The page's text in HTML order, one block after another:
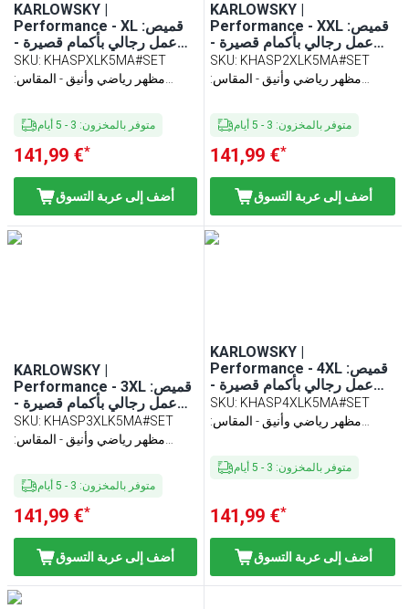
KARLOWSKY |
Performance - XL :قميص
عمل رجالي بأكمام قصيرة -
SKU: KHASPXLK5MA#SET
مظهر رياضي وأنيق - المقاس:
متوفر بالمخزون:
3
-
5 أيام
141,99 €*
أضف إلى عربة التسوق
KARLOWSKY |
Performance - XXL :قميص
عمل رجالي بأكمام قصيرة -
لون كحلي - المقاس (قطع x6)
SKU: KHASP2XLK5MA#SET
مظهر رياضي وأنيق - المقاس:
متوفر بالمخزون:
3
-
5 أيام
141,99 €*
أضف إلى عربة التسوق
KARLOWSKY |
Performance - 3XL :قميص
عمل رجالي بأكمام قصيرة -
لون كحلي - المقاس (قطع x6)
SKU: KHASP3XLK5MA#SET
مظهر رياضي وأنيق - المقاس:
متوفر بالمخزون:
3
-
5 أيام
141,99 €*
أضف إلى عربة التسوق
KARLOWSKY |
Performance - 4XL :قميص
عمل رجالي بأكمام قصيرة -
لون كحلي - المقاس (قطع x6)
SKU: KHASP4XLK5MA#SET
مظهر رياضي وأنيق - المقاس:
متوفر بالمخزون:
3
-
5 أيام
141,99 €*
أضف إلى عربة التسوق